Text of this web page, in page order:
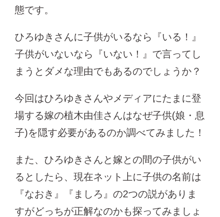
態です。
ひろゆきさんに子供がいるなら『いる！』
子供がいないなら『いない！』で言ってし
まうとダメな理由でもあるのでしょうか？
今回はひろゆきさんやメディアにたまに登
場する嫁の植木由佳さんはなぜ子供(娘・息
子)を隠す必要があるのか調べてみました！
また、ひろゆきさんと嫁との間の子供がい
るとしたら、現在ネット上に子供の名前は
『なおき』『ましろ』の2つの説がありま
すがどっちが正解なのかも探ってみましょ